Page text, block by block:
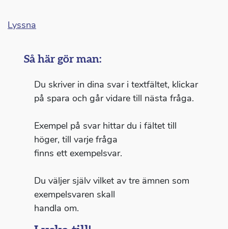
Lyssna
Så här gör man:
Du skriver in dina svar i textfältet, klickar
på spara och går vidare till nästa fråga.
Exempel på svar hittar du i fältet till
höger, till varje fråga
finns ett exempelsvar.
Du väljer själv vilket av tre ämnen som
exempelsvaren skall
handla om.